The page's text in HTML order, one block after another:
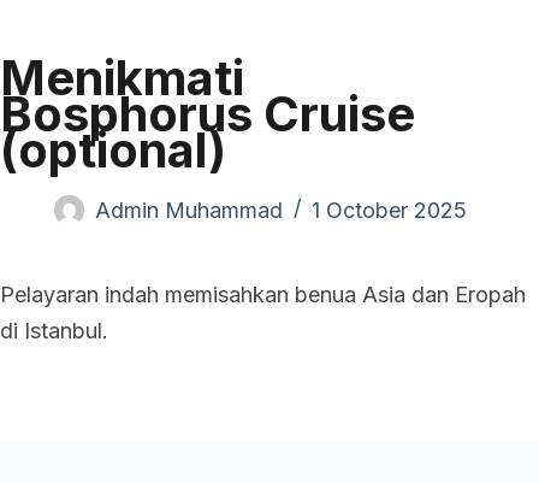
Menikmati
Bosphorus Cruise
(optional)
Admin Muhammad 1 October 2025
Pelayaran indah memisahkan benua Asia dan Eropah
di Istanbul.